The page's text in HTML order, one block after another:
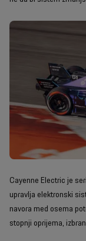
Cayenne Electric je
upravlja elektronski
navora med osema
stopnji oprijema,